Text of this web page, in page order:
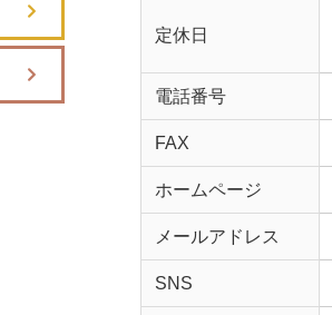
定休日
電話番号
FAX
ホームページ
メールアドレス
SNS